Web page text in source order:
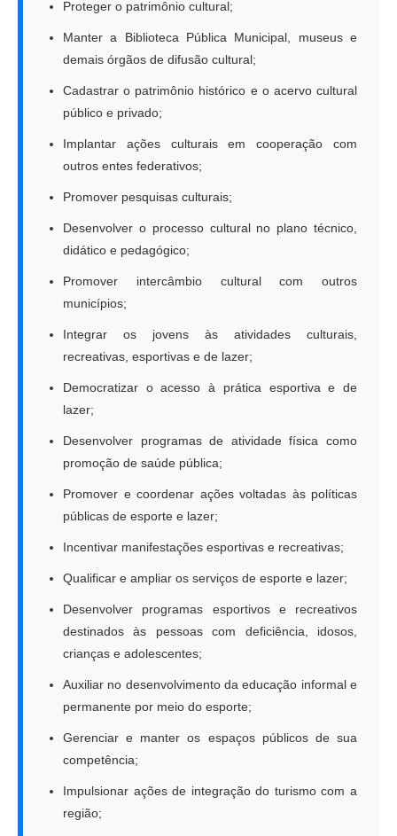
Proteger o patrimônio cultural;
Manter a Biblioteca Pública Municipal, museus e
demais órgãos de difusão cultural;
Cadastrar o patrimônio histórico e o acervo cultural
público e privado;
Implantar ações culturais em cooperação com
outros entes federativos;
Promover pesquisas culturais;
Desenvolver o processo cultural no plano técnico,
didático e pedagógico;
Promover intercâmbio cultural com outros
municípios;
Integrar os jovens às atividades culturais,
recreativas, esportivas e de lazer;
Democratizar o acesso à prática esportiva e de
lazer;
Desenvolver programas de atividade física como
promoção de saúde pública;
Promover e coordenar ações voltadas às políticas
públicas de esporte e lazer;
Incentivar manifestações esportivas e recreativas;
Qualificar e ampliar os serviços de esporte e lazer;
Desenvolver programas esportivos e recreativos
destinados às pessoas com deficiência, idosos,
crianças e adolescentes;
Auxiliar no desenvolvimento da educação informal e
permanente por meio do esporte;
Gerenciar e manter os espaços públicos de sua
competência;
Impulsionar ações de integração do turismo com a
região;